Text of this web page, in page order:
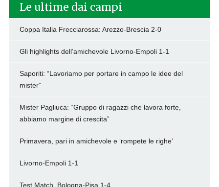
Le ultime dai campi
Coppa Italia Frecciarossa: Arezzo-Brescia 2-0
Gli highlights dell’amichevole Livorno-Empoli 1-1
Saporiti: “Lavoriamo per portare in campo le idee del
mister”
Mister Pagliuca: “Gruppo di ragazzi che lavora forte,
abbiamo margine di crescita”
Primavera, pari in amichevole e ‘rompete le righe’
Livorno-Empoli 1-1
Test Match. Bologna-Pisa 1-4